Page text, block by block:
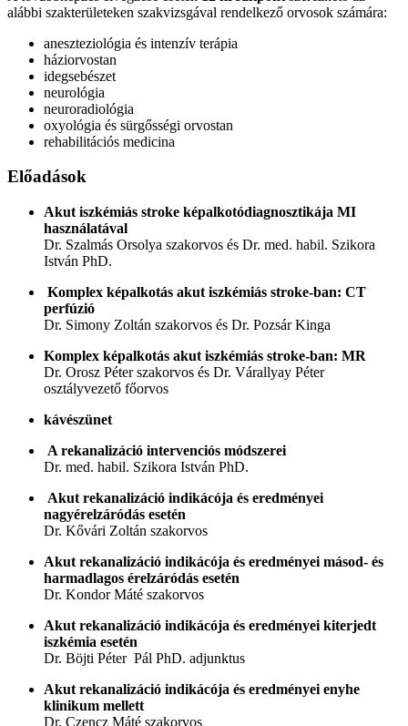
alábbi szakterületeken szakvizsgával rendelkező orvosok számára:
aneszteziológia és intenzív terápia
háziorvostan
idegsebészet
neurológia
neuroradiológia
oxyológia és sürgősségi orvostan
rehabilitációs medicina
Előadások
Akut iszkémiás stroke képalkotódiagnosztikája MI
használatával
Dr. Szalmás Orsolya szakorvos és Dr. med. habil. Szikora
István PhD.
Komplex képalkotás akut iszkémiás stroke-ban: CT
perfúzió
Dr. Simony Zoltán szakorvos és Dr. Pozsár Kinga
Komplex képalkotás akut iszkémiás stroke-ban: MR
Dr. Orosz Péter szakorvos és Dr. Várallyay Péter
osztályvezető főorvos
kávészünet
A rekanalizáció intervenciós módszerei
Dr. med. habil. Szikora István PhD.
Akut rekanalizáció indikácója és eredményei
nagyérelzáródás esetén
Dr. Kővári Zoltán szakorvos
Akut rekanalizáció indikácója és eredményei másod- és
harmadlagos érelzáródás esetén
Dr. Kondor Máté szakorvos
Akut rekanalizáció indikácója és eredményei kiterjedt
iszkémia esetén
Dr. Böjti Péter Pál PhD. adjunktus
Akut rekanalizáció indikácója és eredményei enyhe
klinikum mellett
Dr. Czencz Máté szakorvos